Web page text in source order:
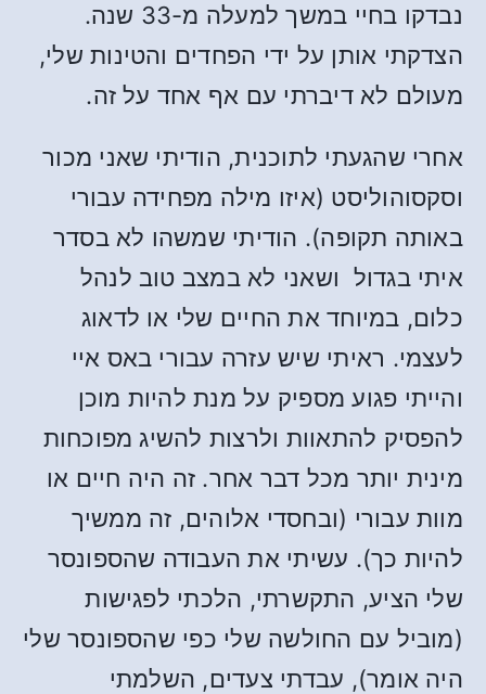
נבדקו בחיי במשך למעלה מ-33 שנה.
הצדקתי אותן על ידי הפחדים והטינות שלי,
מעולם לא דיברתי עם אף אחד על זה.
אחרי שהגעתי לתוכנית, הודיתי שאני מכור
וסקסוהוליסט (איזו מילה מפחידה עבורי
באותה תקופה). הודיתי שמשהו לא בסדר
איתי בגדול ושאני לא במצב טוב לנהל
כלום, במיוחד את החיים שלי או לדאוג
לעצמי. ראיתי שיש עזרה עבורי באס איי
והייתי פגוע מספיק על מנת להיות מוכן
להפסיק להתאוות ולרצות להשיג מפוכחות
מינית יותר מכל דבר אחר. זה היה חיים או
מוות עבורי (ובחסדי אלוהים, זה ממשיך
להיות כך). עשיתי את העבודה שהספונסר
שלי הציע, התקשרתי, הלכתי לפגישות
(מוביל עם החולשה שלי כפי שהספונסר שלי
היה אומר), עבדתי צעדים, השלמתי